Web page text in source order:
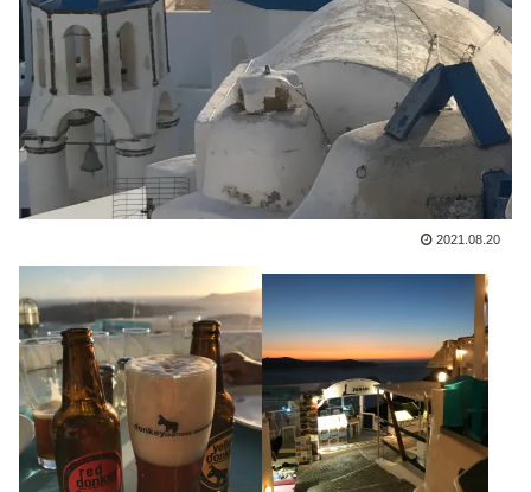
2021.08.20